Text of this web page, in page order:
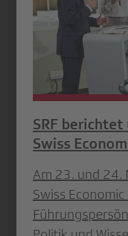
SRF berichtet
Swiss
Am 23. und 24.
Swiss Economic